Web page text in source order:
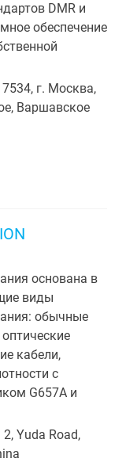
DMR и
обеспечение
г. Москва,
Варшавское
основана в
виды
обычные
кабели,
с
G657A и
Yuda Road,